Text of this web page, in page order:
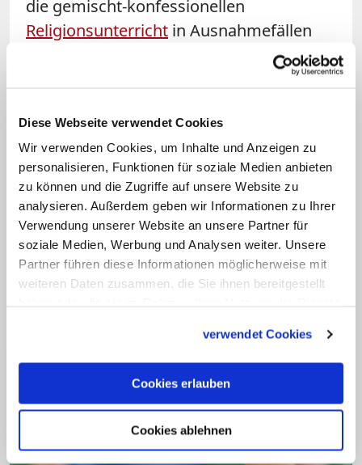
Diese Webseite verwendet Cookies
Wir verwenden Cookies, um Inhalte und Anzeigen zu
personalisieren, Funktionen für soziale Medien anbieten
zu können und die Zugriffe auf unsere Website zu
analysieren. Außerdem geben wir Informationen zu Ihrer
Verwendung unserer Website an unsere Partner für
soziale Medien, Werbung und Analysen weiter. Unsere
Partner führen diese Informationen möglicherweise mit
weiteren Daten zusammen, die Sie ihnen bereitgestellt
verwendet Cookies
Cookies erlauben
Cookies ablehnen
die gemischt-konfessionellen
Religionsunterricht in Ausnahmefällen
möglich macht. Bei diesem sogenannten
Schüler am evangelischen Unterricht
teilnehmen und umgekehrt. Ähnliche
Formen der Zusammenarbeit gibt es
mittlerweile auch in anderen
Bundesländern. Im Regelfall wird jedoch
bis heute entweder evangelischer oder
katholischer Unterricht erteilt. (KNA)